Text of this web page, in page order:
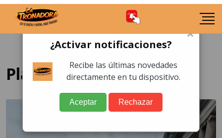
Plaza Obelisco
×
¿Activar notificaciones?
Recibe las últimas novedades
directamente en tu dispositivo.
Aceptar Rechazar